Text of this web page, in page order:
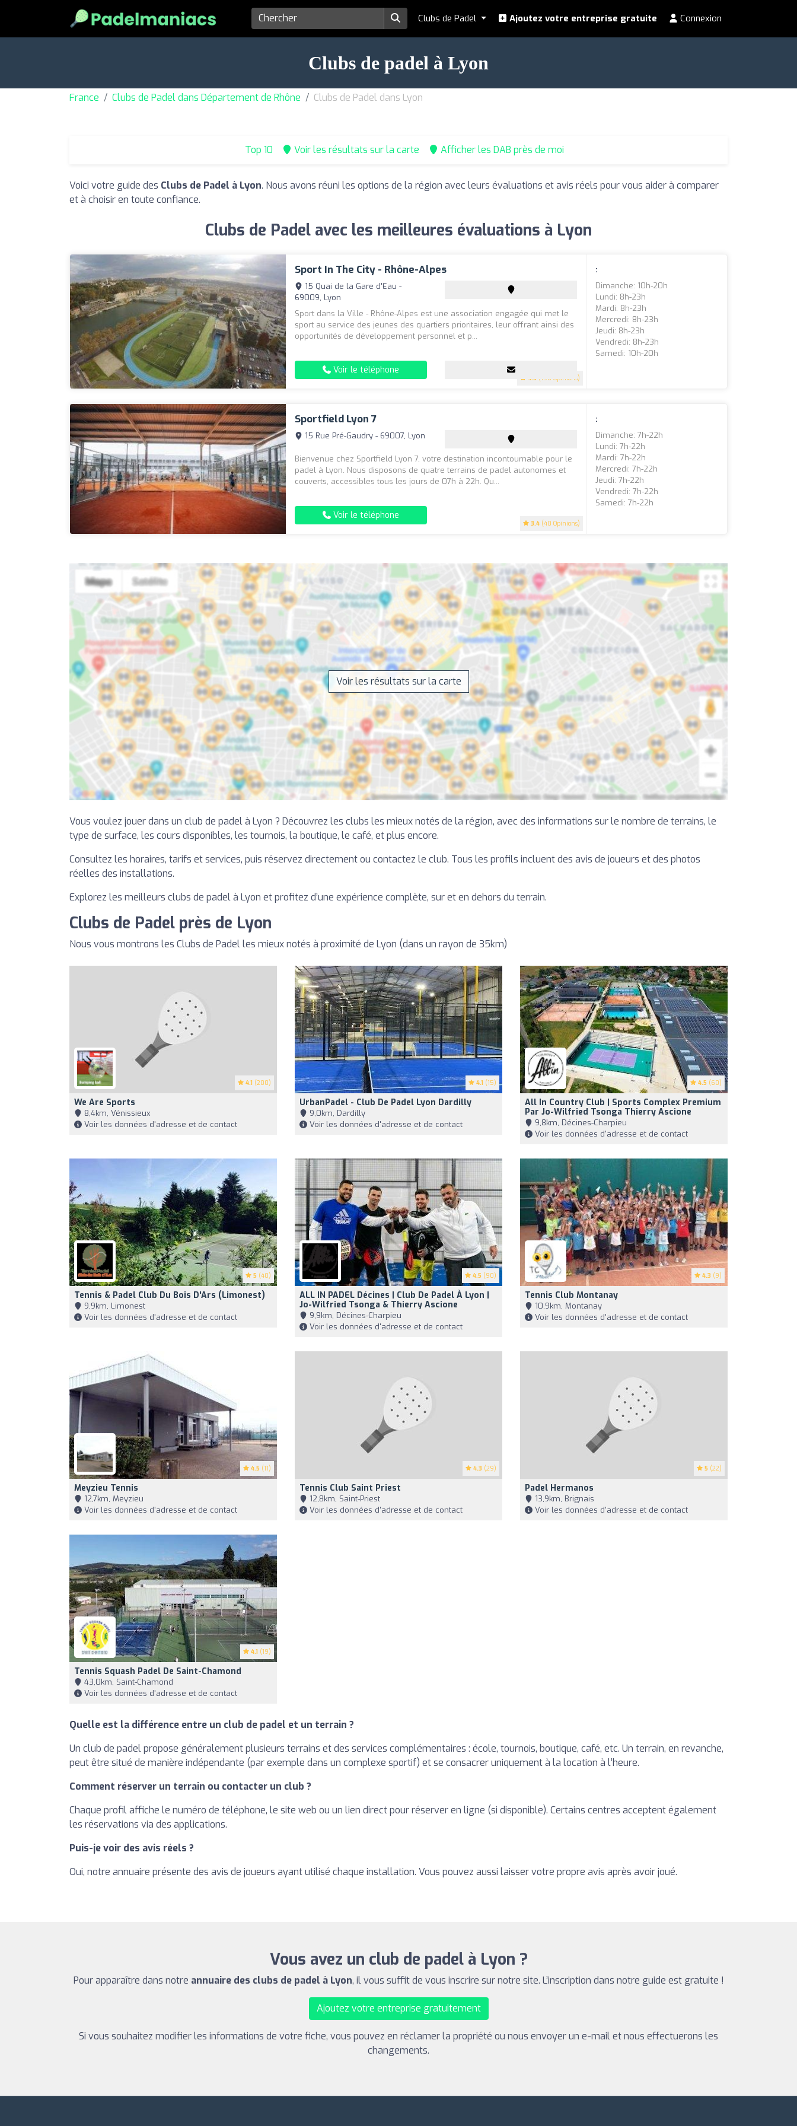
Clubs de Padel Ajoutez votre entreprise gratuite Connexion
Clubs de padel à Lyon
France Clubs de Padel dans Département de Rhône Clubs de Padel dans Lyon
Top 10 Voir les résultats sur la carte Afficher les DAB près de moi
Voici votre guide des Clubs de Padel à Lyon. Nous avons réuni les options de la région avec leurs évaluations et avis réels pour vous aider à comparer
et à choisir en toute confiance.
Clubs de Padel avec les meilleures évaluations à Lyon
Sport In The City - Rhône-Alpes
4.5 (198 Opinions)
15 Quai de la Gare d'Eau -
69009, Lyon
Sport dans la Ville - Rhône-Alpes est une association engagée qui met le
sport au service des jeunes des quartiers prioritaires, leur offrant ainsi des
opportunités de développement personnel et p...
Voir le téléphone
:
Dimanche: 10h-20h
Lundi: 8h-23h
Mardi: 8h-23h
Mercredi: 8h-23h
Jeudi: 8h-23h
Vendredi: 8h-23h
Samedi: 10h-20h
Sportfield Lyon 7
3.4 (40 Opinions)
15 Rue Pré-Gaudry - 69007, Lyon
Bienvenue chez Sportfield Lyon 7, votre destination incontournable pour le
padel à Lyon. Nous disposons de quatre terrains de padel autonomes et
couverts, accessibles tous les jours de 07h à 22h. Qu...
Voir le téléphone
:
Dimanche: 7h-22h
Lundi: 7h-22h
Mardi: 7h-22h
Mercredi: 7h-22h
Jeudi: 7h-22h
Vendredi: 7h-22h
Samedi: 7h-22h
Voir les résultats sur la carte
Vous voulez jouer dans un club de padel à Lyon ? Découvrez les clubs les mieux notés de la région, avec des informations sur le nombre de terrains, le
type de surface, les cours disponibles, les tournois, la boutique, le café, et plus encore.
Consultez les horaires, tarifs et services, puis réservez directement ou contactez le club. Tous les profils incluent des avis de joueurs et des photos
réelles des installations.
Explorez les meilleurs clubs de padel à Lyon et profitez d’une expérience complète, sur et en dehors du terrain.
Clubs de Padel près de Lyon
Nous vous montrons les Clubs de Padel les mieux notés à proximité de Lyon (dans un rayon de 35km)
4.1 (200)
We Are Sports
8,4km, Vénissieux
Voir les données d'adresse et de contact
4.1 (15)
UrbanPadel - Club De Padel Lyon Dardilly
9,0km, Dardilly
Voir les données d'adresse et de contact
4.5 (60)
All In Country Club | Sports Complex Premium
Par Jo-Wilfried Tsonga Thierry Ascione
9,8km, Décines-Charpieu
Voir les données d'adresse et de contact
5 (40)
Tennis & Padel Club Du Bois D'Ars (Limonest)
9,9km, Limonest
Voir les données d'adresse et de contact
4.5 (90)
ALL IN PADEL Décines | Club De Padel À Lyon |
Jo-Wilfried Tsonga & Thierry Ascione
9,9km, Décines-Charpieu
Voir les données d'adresse et de contact
4.3 (9)
Tennis Club Montanay
10,9km, Montanay
Voir les données d'adresse et de contact
4.5 (11)
Meyzieu Tennis
12,7km, Meyzieu
Voir les données d'adresse et de contact
4.3 (29)
Tennis Club Saint Priest
12,8km, Saint-Priest
Voir les données d'adresse et de contact
5 (22)
Padel Hermanos
13,9km, Brignais
Voir les données d'adresse et de contact
4.1 (19)
Tennis Squash Padel De Saint-Chamond
43,0km, Saint-Chamond
Voir les données d'adresse et de contact
Quelle est la différence entre un club de padel et un terrain ?
Un club de padel propose généralement plusieurs terrains et des services complémentaires : école, tournois, boutique, café, etc. Un terrain, en revanche,
peut être situé de manière indépendante (par exemple dans un complexe sportif) et se consacrer uniquement à la location à l’heure.
Comment réserver un terrain ou contacter un club ?
Chaque profil affiche le numéro de téléphone, le site web ou un lien direct pour réserver en ligne (si disponible). Certains centres acceptent également
les réservations via des applications.
Puis-je voir des avis réels ?
Oui, notre annuaire présente des avis de joueurs ayant utilisé chaque installation. Vous pouvez aussi laisser votre propre avis après avoir joué.
Vous avez un club de padel à Lyon ?
Pour apparaître dans notre annuaire des clubs de padel à Lyon, il vous suffit de vous inscrire sur notre site. L’inscription dans notre guide est gratuite !
Ajoutez votre entreprise gratuitement
Si vous souhaitez modifier les informations de votre fiche, vous pouvez en réclamer la propriété ou nous envoyer un e-mail et nous effectuerons les
changements.